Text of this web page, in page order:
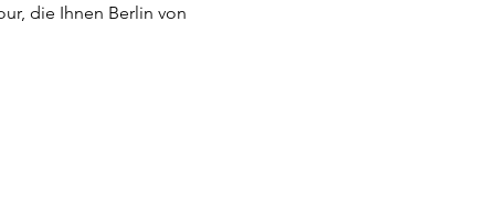
die Ihnen Berlin von